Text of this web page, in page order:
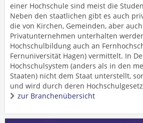
einer Hochschule sind meist die
Neben den staatlichen gibt es auch
die von Kirchen, Gemeinden, aber
Privatunternehmen unterhalten
Hochschulbildung auch an
Fernuniversität Hagen) vermittelt. In
Hochschulsystem (anders als in den
Staaten) nicht dem Staat unterstellt,
und wird durch deren
zur Branchenübersicht